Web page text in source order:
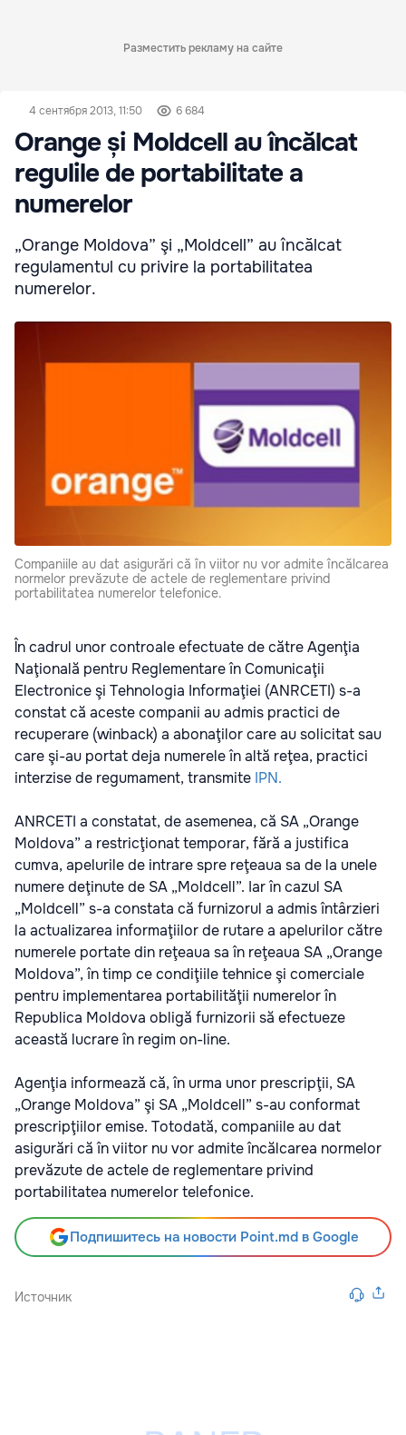
Разместить рекламу на сайте
4 сентября 2013, 11:50 6 684
Orange și Moldcell au încălcat
regulile de portabilitate a
numerelor
„Orange Moldova” şi „Moldcell” au încălcat
regulamentul cu privire la portabilitatea
numerelor.
Companiile au dat asigurări că în viitor nu vor admite încălcarea
normelor prevăzute de actele de reglementare privind
portabilitatea numerelor telefonice.
În cadrul unor controale efectuate de către Agenţia
Naţională pentru Reglementare în Comunicaţii
Electronice şi Tehnologia Informaţiei (ANRCETI) s-a
constat că aceste companii au admis practici de
recuperare (winback) a abonaţilor care au solicitat sau
care şi-au portat deja numerele în altă reţea, practici
interzise de regumament, transmite IPN.
ANRCETI a constatat, de asemenea, că SA „Orange
Moldova” a restricţionat temporar, fără a justifica
cumva, apelurile de intrare spre reţeaua sa de la unele
numere deţinute de SA „Moldcell”. Iar în cazul SA
„Moldcell” s-a constata că furnizorul a admis întârzieri
la actualizarea informaţiilor de rutare a apelurilor către
numerele portate din reţeaua sa în reţeaua SA „Orange
Moldova”, în timp ce condiţiile tehnice şi comerciale
pentru implementarea portabilităţii numerelor în
Republica Moldova obligă furnizorii să efectueze
această lucrare în regim on-line.
Agenţia informează că, în urma unor prescripţii, SA
„Orange Moldova” şi SA „Moldcell” s-au conformat
prescripţiilor emise. Totodată, companiile au dat
asigurări că în viitor nu vor admite încălcarea normelor
prevăzute de actele de reglementare privind
portabilitatea numerelor telefonice.
Подпишитесь на новости Point.md в Google
Источник